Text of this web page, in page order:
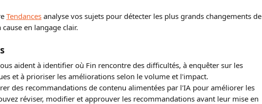
Tendances analyse vos sujets pour détecter les plus grands changements de
en langage clair.
aident à identifier où Fin rencontre des difficultés, à enquêter sur les
et à prioriser les améliorations selon le volume et l'impact.
des recommandations de contenu alimentées par l'IA pour améliorer les
réviser, modifier et approuver les recommandations avant leur mise en